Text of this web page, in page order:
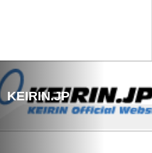
KEIRIN.JP